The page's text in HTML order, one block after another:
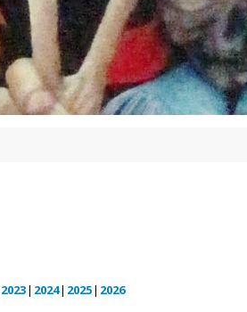
2023 2024 2025 2026